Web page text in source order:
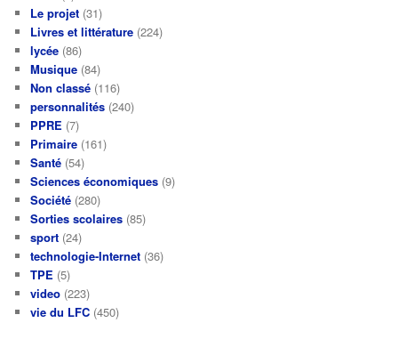
Le projet (31)
Livres et littérature (224)
lycée (86)
Musique (84)
Non classé (116)
personnalités (240)
PPRE (7)
Primaire (161)
Santé (54)
Sciences économiques (9)
Société (280)
Sorties scolaires (85)
sport (24)
technologie-Internet (36)
TPE (5)
video (223)
vie du LFC (450)